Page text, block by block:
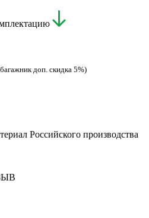
доп. скидка 5%)
Российского производства